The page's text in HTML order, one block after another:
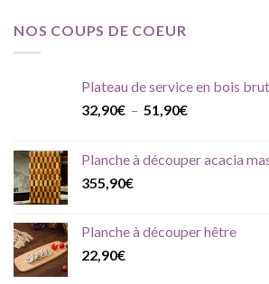
NOS COUPS DE COEUR
Plateau de service en bois brut
32,90€ – 51,90€Plage
32,90€
Planche à découper acacia
355,90€
Planche à découper hêtre
22,90€